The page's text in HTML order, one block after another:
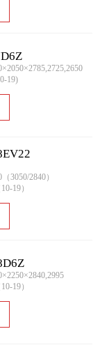
19)
3050/2840）
19）
19）